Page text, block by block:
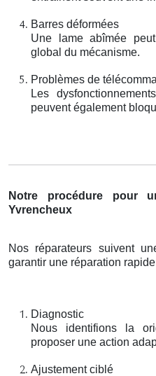
Barres déformées
Une lame abîmée
global du mécanisme.
Problèmes de
Les
peuvent également
Notre procédure pour
Yvrencheux
Nos réparateurs suivent
garantir une réparation
Diagnostic
Nous identifions la
proposer une action
Ajustement ciblé